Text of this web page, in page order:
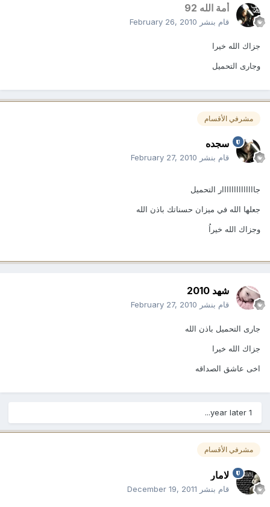
أمة الله 92
قام بنشر February 26, 2010
جزاك الله خيرا
وجارى التحميل
مشرفي الأقسام
سجده
قام بنشر February 27, 2010
جاااااااااااااار التحميل
جعلها الله في ميزان حسناتك باذن الله
وجزاك الله خيراُ
شهد 2010
قام بنشر February 27, 2010
جارى التحميل باذن الله
جزاك الله خيرا
اخى عاشق الصداقه
مشرفي الأقسام
لامار
قام بنشر December 19, 2011